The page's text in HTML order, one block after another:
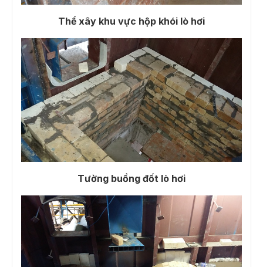
Thể xây khu vực hộp khói lò hơi​
Tường buồng đốt lò hơi​